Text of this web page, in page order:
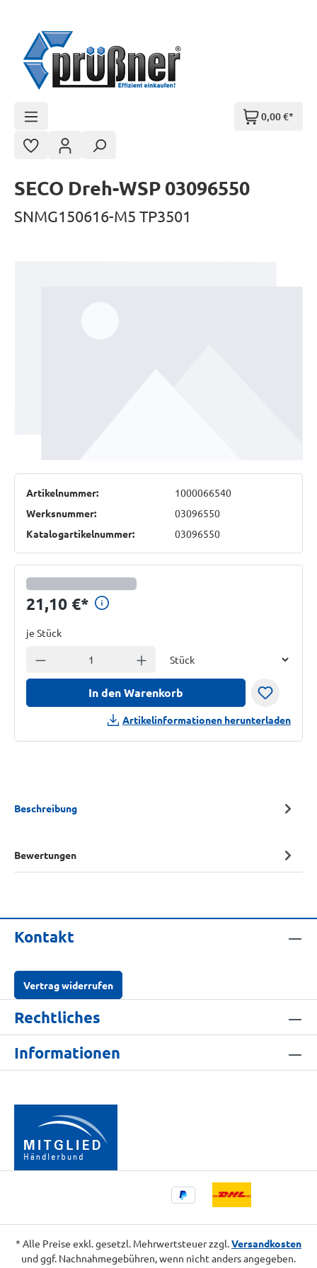
0,00 €*
SECO Dreh-WSP 03096550
SNMG150616-M5 TP3501
Artikelnummer:
1000066540
Werksnummer:
03096550
Katalogartikelnummer:
03096550
21,10 €* Preisinformationen anzeigen
je Stück
Anzahl verringern Anzahl erhöhen
In den Warenkorb
Artikelinformationen herunterladen
Beschreibung
Bewertungen
Kontakt
Vertrag widerrufen
Rechtliches
Informationen
* Alle Preise exkl. gesetzl. Mehrwertsteuer zzgl.Versandkosten
und ggf. Nachnahmegebühren, wenn nicht anders angegeben.